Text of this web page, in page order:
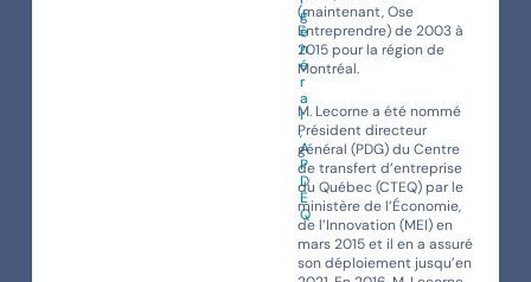
g
é
n
é
r
a
l
,
A
P
D
E
Q
(maintenant, Ose
Entreprendre) de 2003 à
2015 pour la région de
Montréal.
M. Lecorne a été nommé
Président directeur
général (PDG) du Centre
de transfert d’entreprise
du Québec (CTEQ) par le
ministère de l’Économie,
de l’Innovation (MEI) en
mars 2015 et il en a assuré
son déploiement jusqu’en